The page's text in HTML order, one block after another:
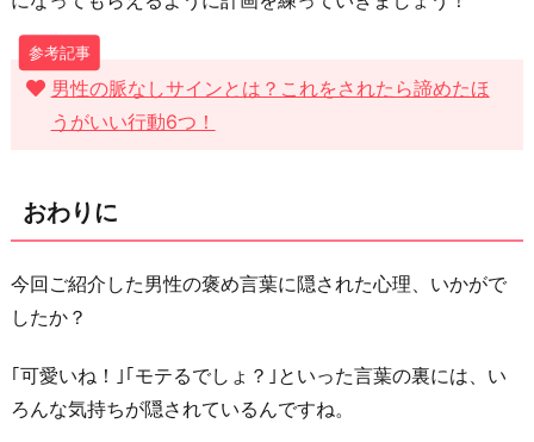
男性の脈なしサインとは？これをされたら諦めたほ
うがいい行動6つ！
おわりに
今回ご紹介した男性の褒め言葉に隠された心理、いかがで
したか？
｢可愛いね！｣｢モテるでしょ？｣といった言葉の裏には、い
ろんな気持ちが隠されているんですね。